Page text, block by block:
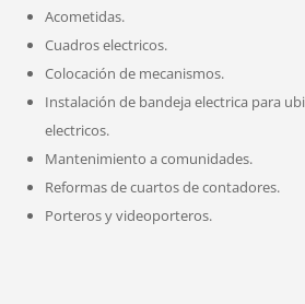
Cuadros electricos.
Colocación de mecanismos.
Instalación de bandeja electrica para
electricos.
Mantenimiento a comunidades.
Reformas de cuartos de contadores.
Porteros y